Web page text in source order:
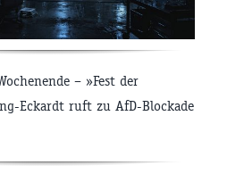
– »Fest der
Eckardt ruft zu AfD-Blockade